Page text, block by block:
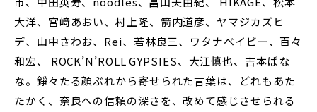
大洋、宮﨑あおい、村上隆、箭内道彦、ヤマジカズヒ
デ、山中さわお、Rei、若林良三、ワタナベイビー、百々
和宏、 ROCK’N’ROLL GYPSIES、大江慎也、吉本ばな
な。錚々たる顔ぶれから寄せられた言葉は、どれもあた
たかく、奈良への信頼の深さを、改めて感じさせられる